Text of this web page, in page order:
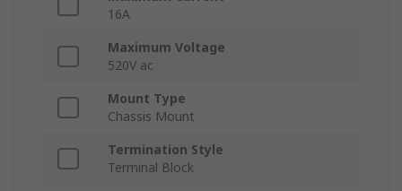
16A
Maximum Voltage
520V ac
Mount Type
Chassis Mount
Termination Style
Terminal Block